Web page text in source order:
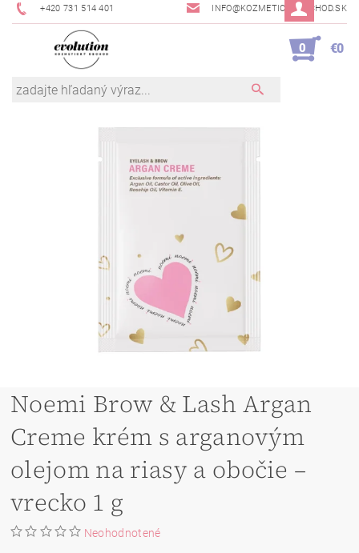
+420 731 514 401 INFO@KOZMETICKYOBCHOD.SK
0 €0
Noemi Brow & Lash Argan
Creme krém s arganovým
olejom na riasy a obočie –
vrecko 1 g
Neohodnotené